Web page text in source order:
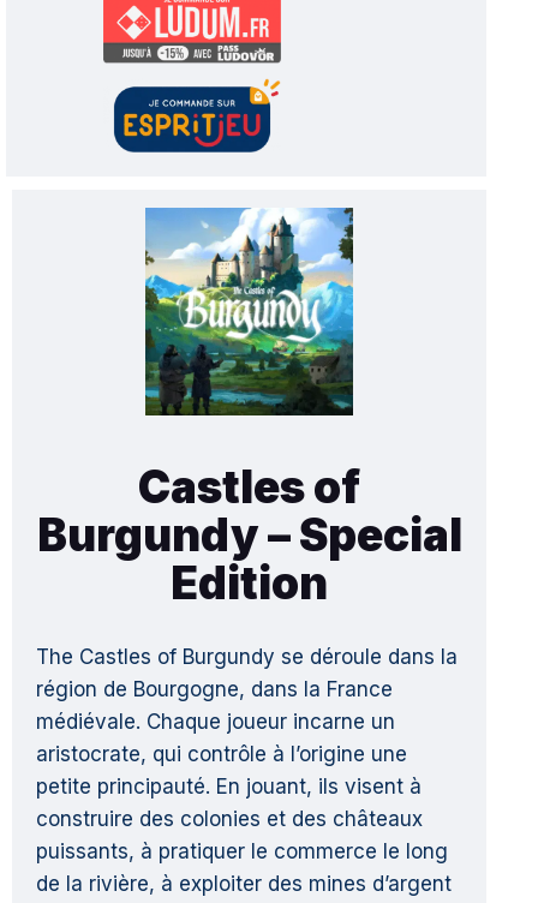
Castles of
Burgundy – Special
Edition
The Castles of Burgundy se déroule dans la
région de Bourgogne, dans la France
médiévale. Chaque joueur incarne un
aristocrate, qui contrôle à l’origine une
petite principauté. En jouant, ils visent à
construire des colonies et des châteaux
puissants, à pratiquer le commerce le long
de la rivière, à exploiter des mines d’argent